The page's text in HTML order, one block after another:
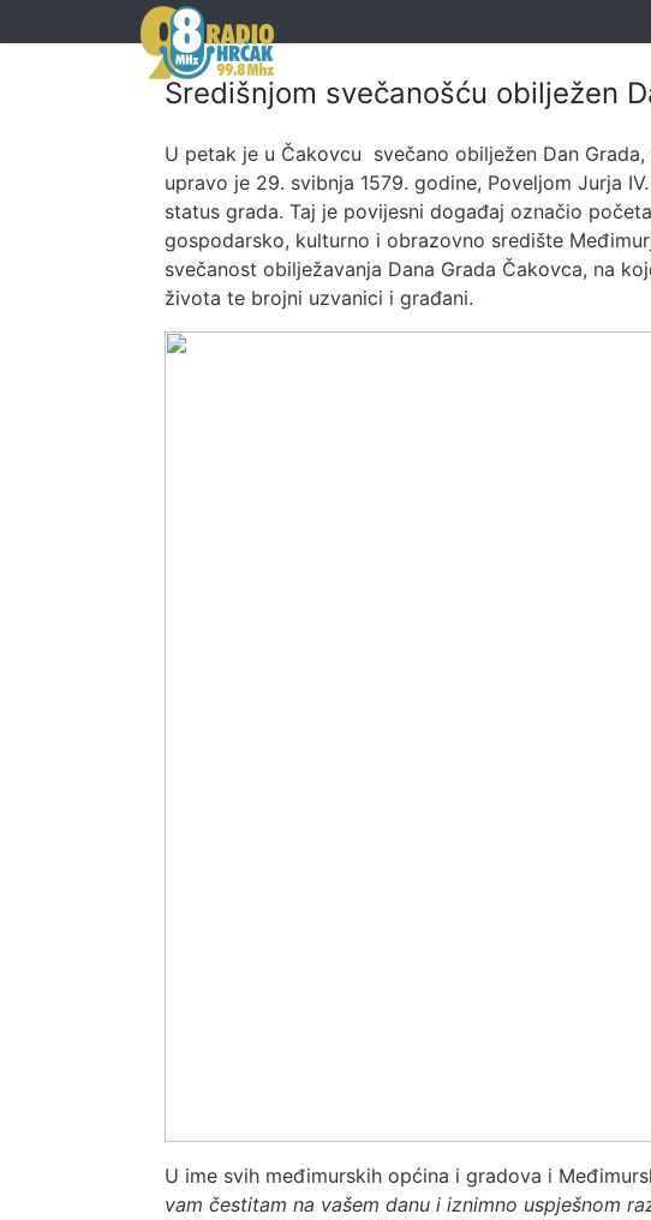
Središnjom svečanošću obilježen
U petak je u Čakovcu svečano obilježen Dan
upravo je 29. svibnja 1579. godine, Poveljom Jurja
status grada. Taj je povijesni događaj označio
gospodarsko, kulturno i obrazovno središte
svečanost obilježavanja Dana Grada Čakovca, na
života te brojni uzvanici i građani.
U ime svih međimurskih općina i gradova i
vam čestitam na vašem danu i iznimno uspješnom